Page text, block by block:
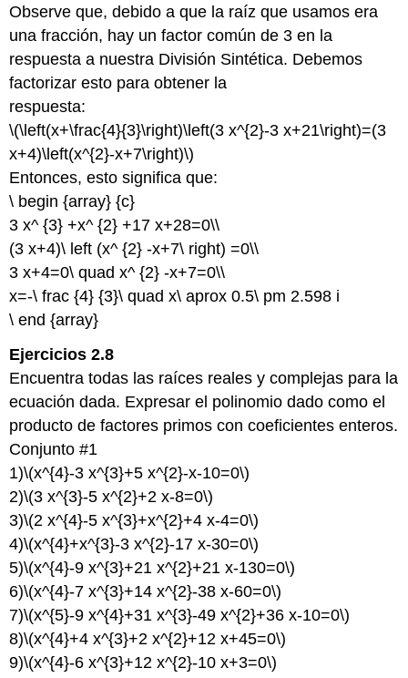
Observe que, debido a que la raíz que usamos era
una fracción, hay un factor común de 3 en la
respuesta a nuestra División Sintética. Debemos
factorizar esto para obtener la
respuesta:
\(\left(x+\frac{4}{3}\right)\left(3 x^{2}-3 x+21\right)=(3
x+4)\left(x^{2}-x+7\right)\)
Entonces, esto significa que:
\ begin {array} {c}
3 x^ {3} +x^ {2} +17 x+28=0\\
(3 x+4)\ left (x^ {2} -x+7\ right) =0\\
3 x+4=0\ quad x^ {2} -x+7=0\\
x=-\ frac {4} {3}\ quad x\ aprox 0.5\ pm 2.598 i
\ end {array}
Ejercicios 2.8
Encuentra todas las raíces reales y complejas para la
ecuación dada. Expresar el polinomio dado como el
producto de factores primos con coeficientes enteros.
Conjunto #1
1)\(x^{4}-3 x^{3}+5 x^{2}-x-10=0\)
2)\(3 x^{3}-5 x^{2}+2 x-8=0\)
3)\(2 x^{4}-5 x^{3}+x^{2}+4 x-4=0\)
4)\(x^{4}+x^{3}-3 x^{2}-17 x-30=0\)
5)\(x^{4}-9 x^{3}+21 x^{2}+21 x-130=0\)
6)\(x^{4}-7 x^{3}+14 x^{2}-38 x-60=0\)
7)\(x^{5}-9 x^{4}+31 x^{3}-49 x^{2}+36 x-10=0\)
8)\(x^{4}+4 x^{3}+2 x^{2}+12 x+45=0\)
9)\(x^{4}-6 x^{3}+12 x^{2}-10 x+3=0\)